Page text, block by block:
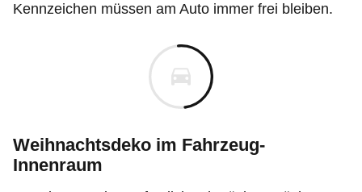
Kennzeichen müssen am Auto immer frei bleiben.
Weihnachtsdeko im Fahrzeug-
Innenraum